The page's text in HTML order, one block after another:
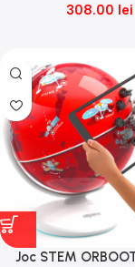
308.00 lei
Joc STEM